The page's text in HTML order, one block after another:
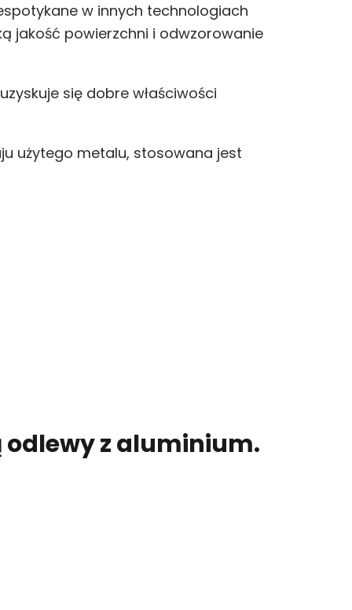
w innych technologiach
jakość powierzchni i odwzorowanie
się dobre właściwości
użytego metalu, stosowana jest
z aluminium.